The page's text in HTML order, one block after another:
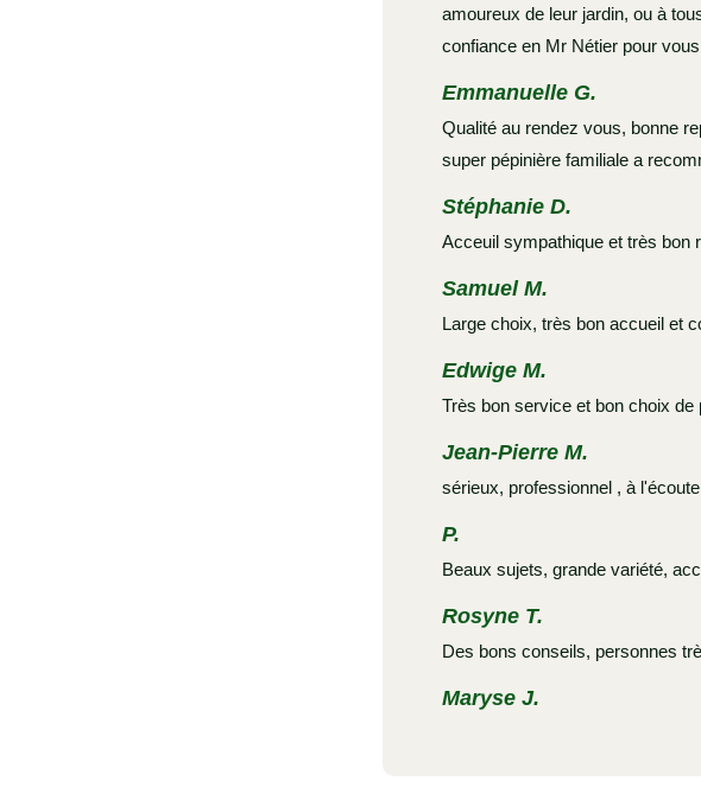
amoureux de leur jardin, ou à
confiance en Mr Nétier pour
Emmanuelle G.
Qualité au rendez vous, bonne
super pépinière familiale a
Stéphanie D.
Acceuil sympathique et très bon
Samuel M.
Large choix, très bon accueil et
Edwige M.
Très bon service et bon choix de
Jean-Pierre M.
sérieux, professionnel , à
P.
Beaux sujets, grande variété,
Rosyne T.
Des bons conseils, personnes
Maryse J.